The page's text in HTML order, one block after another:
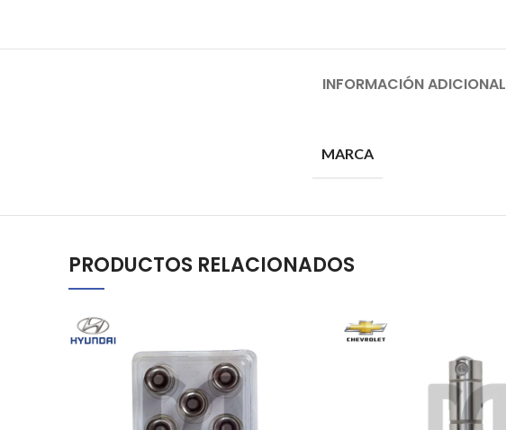
INFORMACIÓN ADICIONAL
MARCA
PRODUCTOS RELACIONADOS